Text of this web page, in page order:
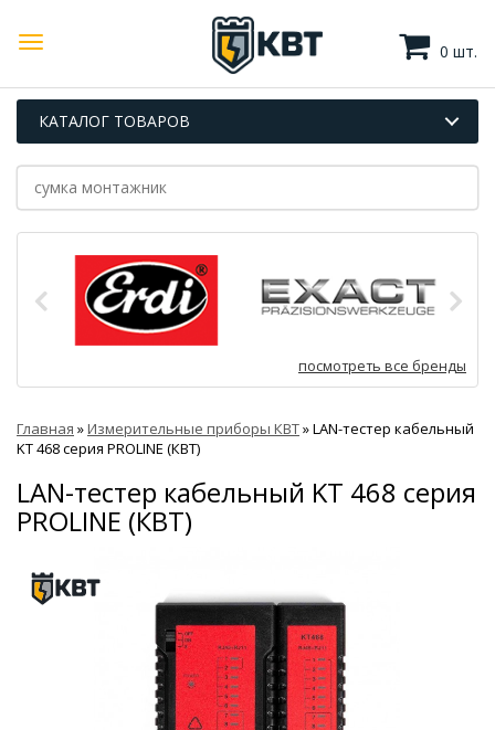
0 шт.
КАТАЛОГ ТОВАРОВ
посмотреть все бренды
Главная »Измерительные приборы КВТ»LAN-тестер кабельный
KT 468 серия PROLINE (КВТ)
LAN-тестер кабельный KT 468 серия
PROLINE (КВТ)